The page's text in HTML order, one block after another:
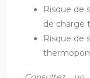
Risque de
de charge
Risque de